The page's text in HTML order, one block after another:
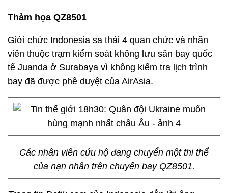
Thảm họa QZ8501
Giới chức Indonesia sa thải 4 quan chức và nhân
viên thuộc trạm kiểm soát không lưu sân bay quốc
tế Juanda ở Surabaya vì không kiểm tra lịch trình
bay đã được phê duyệt của AirAsia.
Các nhân viên cứu hộ đang chuyển một thi thể
của nạn nhân trên chuyến bay QZ8501.